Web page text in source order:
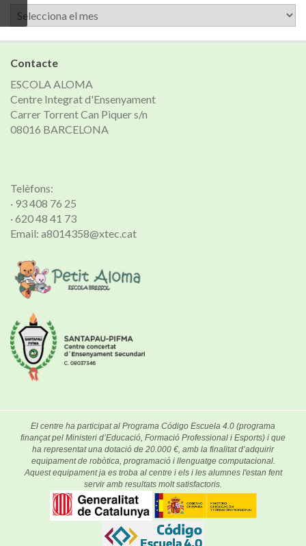
Arxiu
de
notícies
Contacte
ESCOLA ALOMA
Centre Integrat d'Ensenyament
Carrer Torrent Can Piquer s/n
08016 BARCELONA
Telèfons:
· 93 408 76 25
· 620 48 41 73
Email: a8014358@xtec.cat
El centre ha participat al Programa Código Escuela 4.0 (programa
finançat pel Ministeri d’Educació, Formació Professional i Esports) i que
ha representat una dotació de 20.000 €, amb la finalitat d’adquirir
equipament de robòtica, programació i llenguatge computacional.
Aquest equipament ja es troba al centre i els i les alumnes l'estan fent
servir amb resultats molt satisfactoris.